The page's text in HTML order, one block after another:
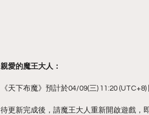
親愛的魔王大人：
《天下布魔》預計於04/09(三) 11:20
待更新完成後，請魔王大人重新開啟遊戲，